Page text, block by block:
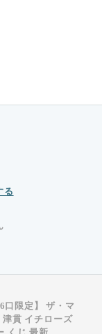
る
口限定】 ザ・マ
貫 イチローズ